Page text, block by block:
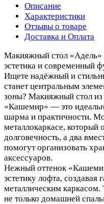
Описание
Характеристики
Отзывы о товаре
Доставка и Оплата
Макияжный стол «Адель»
эстетика и современный
Ищете надёжный и
станет центральным
зоны? Макияжный стол из
«Кашемир» — это
шарма и практичности.
металлокаркасе, который
долговечность, а два
помогут организовать
аксессуаров.
Нежный оттенок
эстетику лофта, создавая
металлическим каркасом.
не только домашней